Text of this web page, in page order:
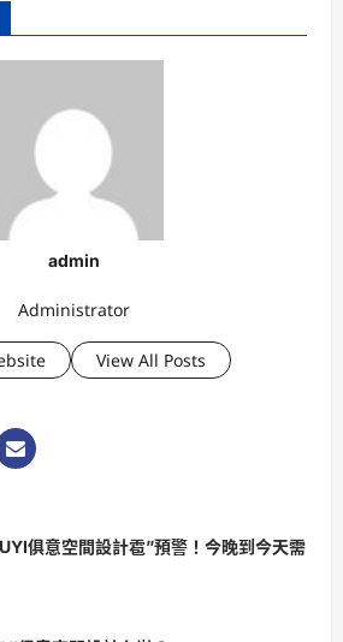
admin
Administrator
View All Posts
俱意空間設計雹”預警！今晚到今天需